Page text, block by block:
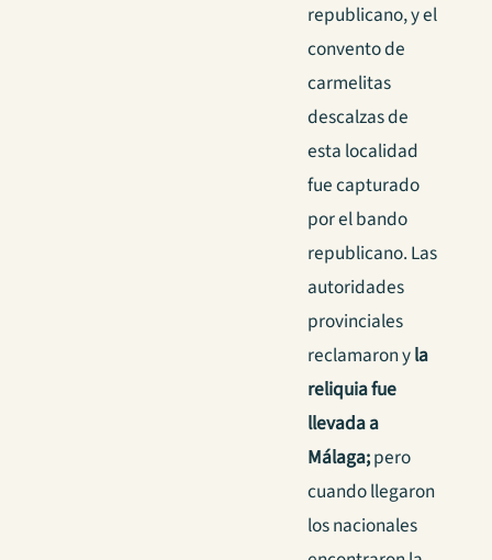
republicano, y el
convento de
carmelitas
descalzas de
esta localidad
fue capturado
por el bando
republicano. Las
autoridades
provinciales
reclamaron yla
reliquia fue
llevada a
Málaga;pero
cuando llegaron
los nacionales